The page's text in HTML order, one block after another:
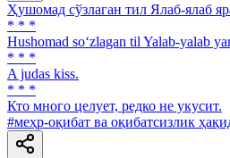
Ҳушомад сўзлаган тил Ялаб-ялаб
* * *
Hushomad so‘zlagan til Yalab-yalab
* * *
A judas kiss.
* * *
Кто много целует, редко не укусит.
#меҳр-оқибат ва оқибатсизлик